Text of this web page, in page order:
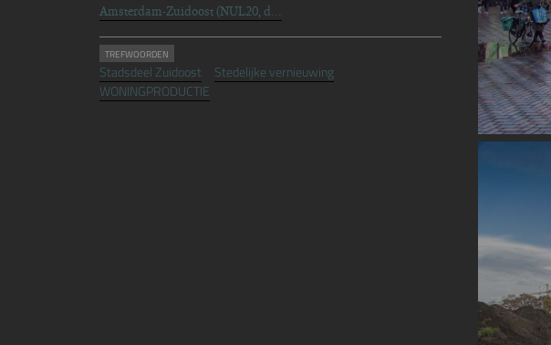
Amsterdam-Zuidoost (NUL20, d…
TREFWOORDEN
Stadsdeel Zuidoost
Stedelijke vernieuwing
WONINGPRODUCTIE